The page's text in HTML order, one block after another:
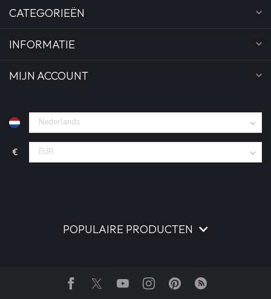
CATEGORIEËN
INFORMATIE
MIJN ACCOUNT
€
POPULAIRE PRODUCTEN